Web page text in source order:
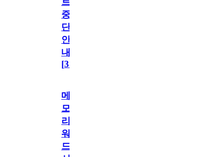
중
단
안
내
[31
메
모
리
워
드